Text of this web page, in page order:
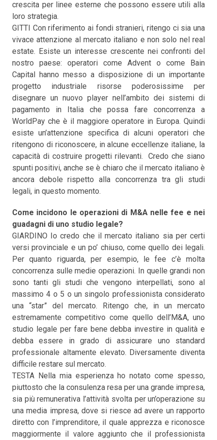
crescita per linee esterne che possono essere utili alla
loro strategia.
GITTI Con riferimento ai fondi stranieri, ritengo ci sia una
vivace attenzione al mercato italiano e non solo nel real
estate. Esiste un interesse crescente nei confronti del
nostro paese: operatori come Advent o come Bain
Capital hanno messo a disposizione di un importante
progetto industriale risorse poderosissime per
disegnare un nuovo player nell’ambito dei sistemi di
pagamento in Italia che possa fare concorrenza a
WorldPay che è il maggiore operatore in Europa. Quindi
esiste un’attenzione specifica di alcuni operatori che
ritengono di riconoscere, in alcune eccellenze italiane, la
capacità di costruire progetti rilevanti. Credo che siano
spunti positivi, anche se è chiaro che il mercato italiano è
ancora debole rispetto alla concorrenza tra gli studi
legali, in questo momento.
Come incidono le operazioni di M&A nelle fee e nei
guadagni di uno studio legale?
GIARDINO Io credo che il mercato italiano sia per certi
versi provinciale e un po’ chiuso, come quello dei legali.
Per quanto riguarda, per esempio, le fee c’è molta
concorrenza sulle medie operazioni. In quelle grandi non
sono tanti gli studi che vengono interpellati, sono al
massimo 4 o 5 o un singolo professionista considerato
una “star” del mercato. Ritengo che, in un mercato
estremamente competitivo come quello dell’M&A, uno
studio legale per fare bene debba investire in qualità e
debba essere in grado di assicurare uno standard
professionale altamente elevato. Diversamente diventa
difficile restare sul mercato.
TESTA Nella mia esperienza ho notato come spesso,
piuttosto che la consulenza resa per una grande impresa,
sia più remunerativa l’attività svolta per un’operazione su
una media impresa, dove si riesce ad avere un rapporto
diretto con l’imprenditore, il quale apprezza e riconosce
maggiormente il valore aggiunto che il professionista